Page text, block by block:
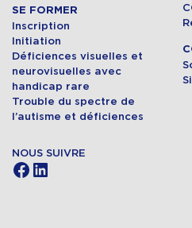
SE FORMER
Inscription
Initiation
Déficiences visuelles et
neurovisuelles avec
handicap rare
Trouble du spectre de
l’autisme et déficiences
NOUS SUIVRE
Facebook LinkedIn